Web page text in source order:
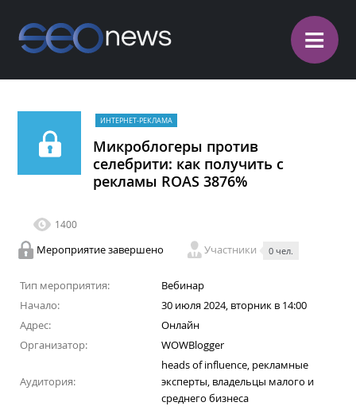
≡
ИНТЕРНЕТ-РЕКЛАМА
Микроблогеры против
селебрити: как получить с
рекламы ROAS 3876%
1400
Мероприятие завершено Участники 0 чел.
Тип мероприятия:
Вебинар
Начало:
30 июля 2024, вторник в 14:00
Адрес:
Онлайн
Организатор:
WOWBlogger
Аудитория:
heads of influence, рекламные
эксперты, владельцы малого и
среднего бизнеса